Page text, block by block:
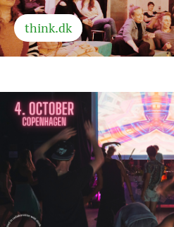
think.dk